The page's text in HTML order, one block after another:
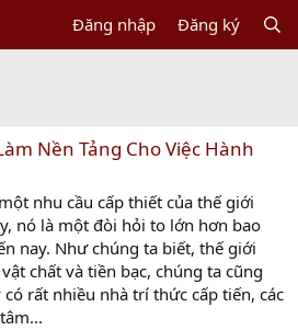
Đăng nhập Đăng ký
Nền Tảng Cho Việc Hành
nhu cầu cấp thiết của thế giới
nó là một đòi hỏi to lớn hơn bao
nay. Như chúng ta biết, thế giới
chất và tiền bạc, chúng ta cũng
rất nhiều nhà trí thức cấp tiến, các